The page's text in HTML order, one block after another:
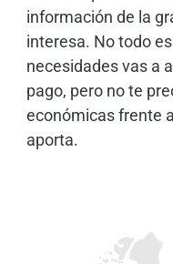
información de la
interesa. No todo
necesidades vas a
pago, pero no te
económicas frente
aporta.